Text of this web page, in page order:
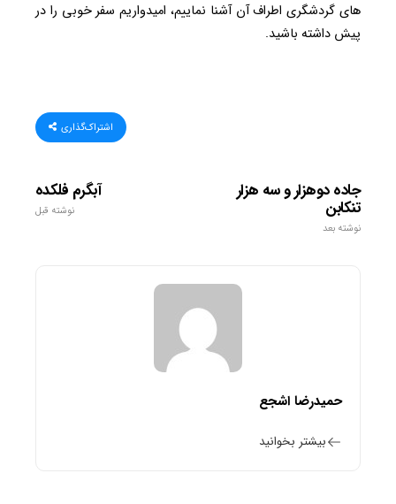
های گردشگری اطراف آن آشنا نماییم، امیدواریم سفر خوبی را در
پیش داشته باشید.
اشتراک‌گذاری
آبگرم فلکده
نوشته قبل
جاده دوهزار و سه هزار
تنکابن
نوشته بعد
حمیدرضا اشجع
بیشتر بخوانید